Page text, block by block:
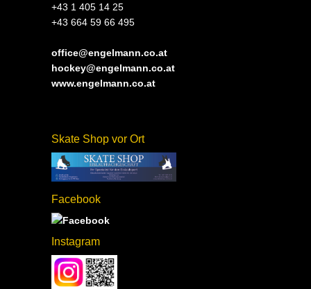
+43 1 405 14 25
+43 664 59 66 495
office@engelmann.co.at
hockey@engelmann.co.at
www.engelmann.co.at
Skate Shop vor Ort
Facebook
Instagram